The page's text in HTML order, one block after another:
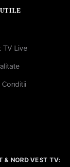
TV Live
Conditii
& NORD VEST TV: